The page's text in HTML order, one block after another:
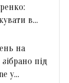
в
на
під
у